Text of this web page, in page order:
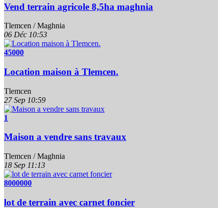
Vend terrain agricole 8,5ha maghnia
Tlemcen / Maghnia
06 Déc 10:53
45000
Location maison à Tlemcen.
Tlemcen
27 Sep 10:59
1
Maison a vendre sans travaux
Tlemcen / Maghnia
18 Sep 11:13
8000000
lot de terrain avec carnet foncier